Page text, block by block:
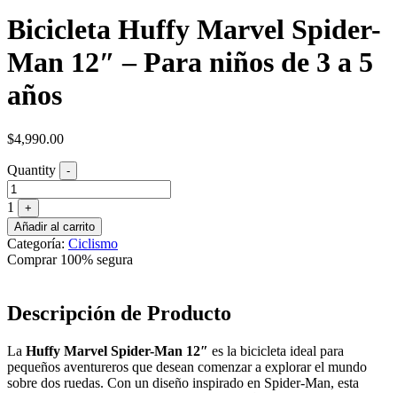
Bicicleta Huffy Marvel Spider-
Man 12″ – Para niños de 3 a 5
años
$4,990.00
Quantity -
1
+
Añadir al carrito
Categoría: Ciclismo
Comprar 100% segura
Descripción de Producto
La Huffy Marvel Spider-Man 12″ es la bicicleta ideal para
pequeños aventureros que desean comenzar a explorar el mundo
sobre dos ruedas. Con un diseño inspirado en Spider-Man, esta